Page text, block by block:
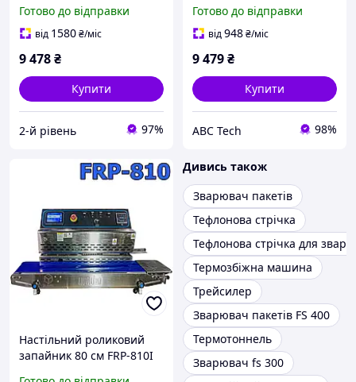
пакетів Hualian
Готово до відправки
від 1580₴/міс
9 478₴
Купити
2-й рівень 97%
датера Hualian
Готово до відправки
від948₴/міс
9 479₴
Купити
ABC Tech 98%
Настільний роликовий
запайник 80 см FRP-810I
Дивись також
Зварювач пакетів
Тефлонова стрічка
Тефлонова стрічка для
Термозбіжна машина
Трейсилер
Зварювач пакетів FS 400
Термотоннель
Зварювач fs 300